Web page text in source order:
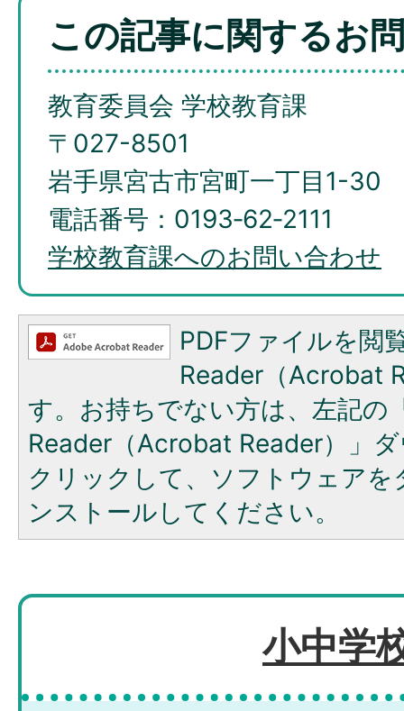
この記事に関するお
教育委員会 学校教育課
〒027-8501
岩手県宮古市宮町一丁目1-30
電話番号：0193‐62‐2111
学校教育課へのお問い合わせ
PDFファイルを閲
Reader（Acrobat
す。お持ちでない方は、左記の
Reader（Acrobat Reader）」
クリックして、ソフトウェア
ンストールしてください。
小中学